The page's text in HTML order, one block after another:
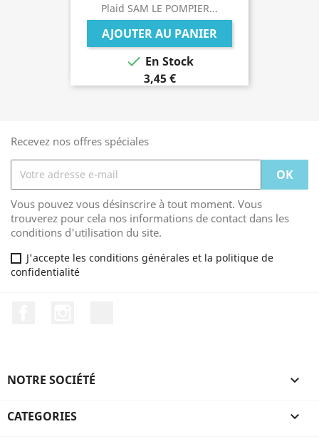
Plaid SAM LE POMPIER...
AJOUTER AU PANIER
 En Stock
3,45 €
Recevez nos offres spéciales
Vous pouvez vous désinscrire à tout moment. Vous
trouverez pour cela nos informations de contact dans les
conditions d'utilisation du site.
J'accepte les conditions générales et la politique de
confidentialité
NOTRE SOCIÉTÉ 
CATEGORIES 